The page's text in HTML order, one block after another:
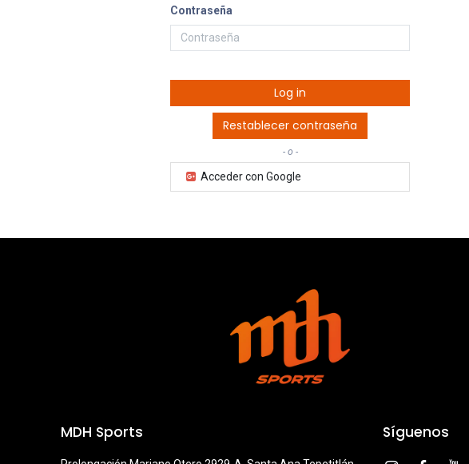
Contraseña
Log in
Restablecer contraseña
- o -
Acceder con Google
MDH Sports Síguenos